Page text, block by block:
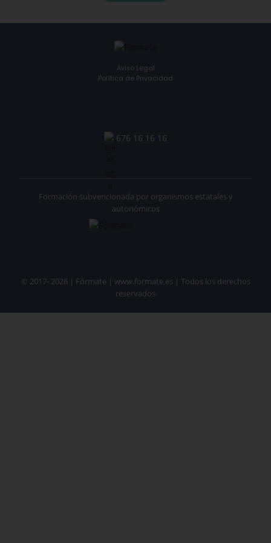
Aviso Legal
Política de Privacidad
676 16 16 16
© 2017- 2026 | Fórmate | www.formate.es | Todos los derechos
reservados
Formación subvencionada por organismos estatales y
autonómicos